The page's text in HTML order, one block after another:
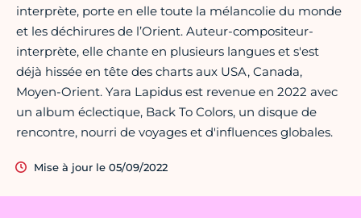
interprète, porte en elle toute la mélancolie du monde
et les déchirures de l’Orient. Auteur-compositeur-
interprète, elle chante en plusieurs langues et s'est
déjà hissée en tête des charts aux USA, Canada,
Moyen-Orient. Yara Lapidus est revenue en 2022 avec
un album éclectique, Back To Colors, un disque de
rencontre, nourri de voyages et d'influences globales.
Mise à jour le 05/09/2022